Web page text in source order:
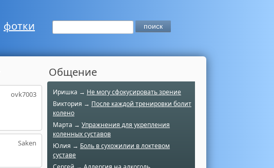
фотки
ovk7003
Saken
Общение
Иришка → Не могу сфокусировать зрение
Виктория → После каждой тренировки болит
колено
Марта → Упражнения для укрепления
коленных суставов
Юлия → Боль в сухожилии в локтевом
суставе